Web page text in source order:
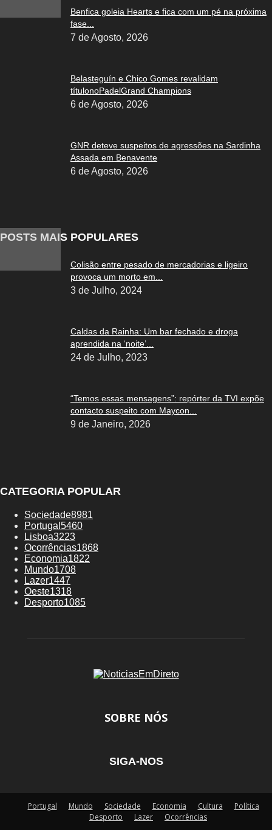
Benfica goleia Hearts e fica com um pé na próxima
fase...
7 de Agosto, 2026
Belasteguín e Chico Gomes revalidam
títulonoPadelGrand Champions
6 de Agosto, 2026
GNR deteve suspeitos de agressões na Sardinha
Assada em Benavente
6 de Agosto, 2026
POSTS MAIS POPULARES
Colisão entre pesado de mercadorias e ligeiro
provoca um morto em...
3 de Julho, 2024
Caldas da Rainha: Um bar fechado e droga
aprendida na ‘noite’...
24 de Julho, 2023
“Temos essas mensagens”: repórter da TVI expõe
contacto suspeito com Maycon...
9 de Janeiro, 2026
CATEGORIA POPULAR
Sociedade8981
Portugal 5460
Lisboa3223
Ocorrências1868
Economia1822
Mundo1708
Lazer1447
Oeste1318
Desporto1085
SOBRE NÓS
SIGA-NOS
Portugal Mundo Sociedade Economia Cultura
Política
Desporto
Lazer Ocorrências